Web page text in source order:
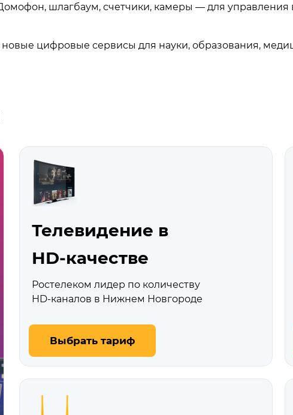
шлагбаум, счетчики, камеры — для
цифровые сервисы для науки, образования,
Телевидение в
HD‑качестве
Ростелеком лидер по количеству
HD‑каналов в Нижнем Новгороде
Выбрать тариф